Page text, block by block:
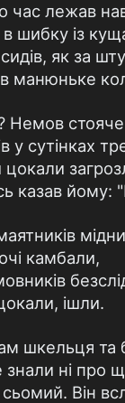
час лежав
в шибку із
сидів, як за
манюньке
Немов
у сутінках
цокали
казав
камбали,
ішли.
шкельця та
ні про
Він